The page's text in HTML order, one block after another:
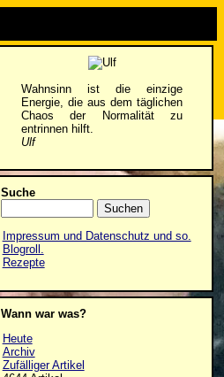
Wahnsinn ist die einzige
Energie, die aus dem täglichen
Chaos der Normalität zu
entrinnen hilft.
Ulf
Suche
Impressum und Datenschutz und so.
Blogroll.
Rezepte
Wann war was?
Heute
Archiv
Zufälliger Artikel